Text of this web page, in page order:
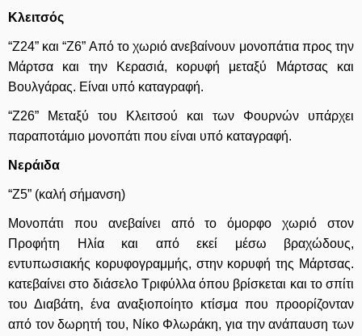
Κλειτσός
“Ζ24” και “Ζ6” Από το χωριό ανεβαίνουν μονοπάτια προς την
Μάρτσα και την Κερασιά, κορυφή μεταξύ Μάρτσας και
Βουλγάρας. Είναι υπό καταγραφή.
“Ζ26” Μεταξύ του Κλειτσού και των Φουρνών υπάρχει
παραποτάμιο μονοπάτι που είναι υπό καταγραφή.
Νεράιδα
“Ζ5” (καλή σήμανση)
Μονοπάτι που ανεβαίνει από το όμορφο χωριό στον
Προφήτη Ηλία και από εκεί μέσω βραχώδους,
εντυπωσιακής κορυφογραμμής, στην κορυφή της Μάρτσας.
κατεβαίνει στο διάσελο Τριφύλλα όπου βρίσκεται και το σπίτι
του Διαβάτη, ένα αναξιοποίητο κτίσμα που προορίζονταν
από τον δωρητή του, Νίκο Φλωράκη, για την ανάπαυση των